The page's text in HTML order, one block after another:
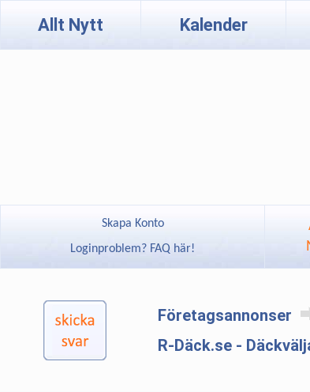
Allt Nytt Kalender
Skapa Konto
Loginproblem? FAQ här!
Företagsannonser
R-Däck.se -